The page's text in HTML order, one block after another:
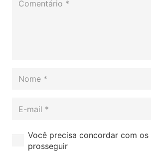
Você precisa concordar com os
prosseguir